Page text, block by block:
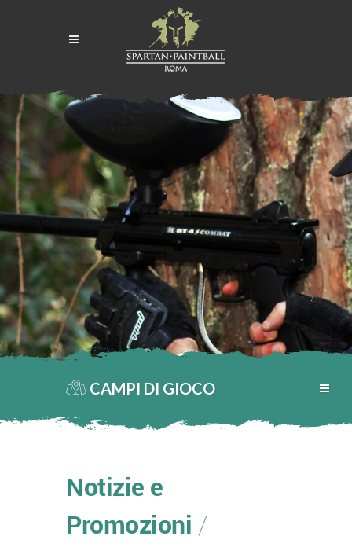
CAMPI DI GIOCO
Notizie e
Promozioni /